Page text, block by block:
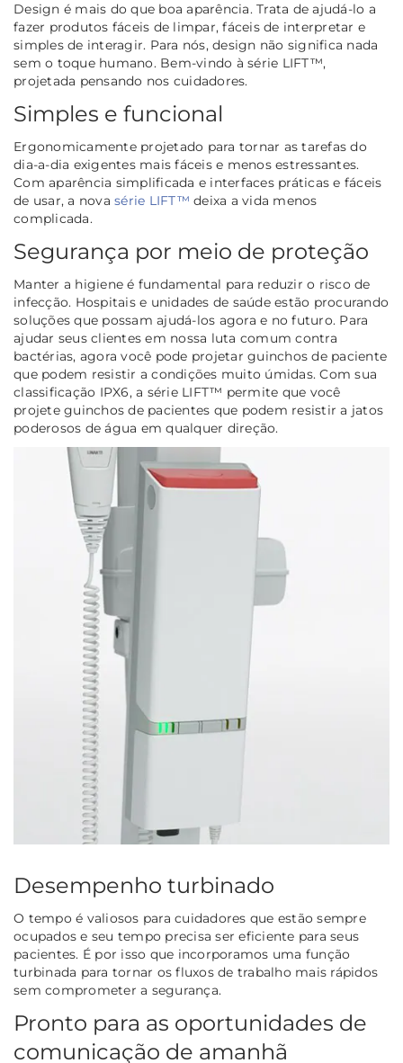
Design é mais do que boa aparência. Trata de ajudá-lo a
fazer produtos fáceis de limpar, fáceis de interpretar e
simples de interagir. Para nós, design não significa nada
sem o toque humano. Bem-vindo à série LIFT™,
projetada pensando nos cuidadores.
Simples e funcional
Ergonomicamente projetado para tornar as tarefas do
dia-a-dia exigentes mais fáceis e menos estressantes.
Com aparência simplificada e interfaces práticas e fáceis
de usar, a nova série LIFT™ deixa a vida menos
complicada.
Segurança por meio de proteção
Manter a higiene é fundamental para reduzir o risco de
infecção. Hospitais e unidades de saúde estão procurando
soluções que possam ajudá-los agora e no futuro. Para
ajudar seus clientes em nossa luta comum contra
bactérias, agora você pode projetar guinchos de paciente
que podem resistir a condições muito úmidas. Com sua
classificação IPX6, a série LIFT™ permite que você
projete guinchos de pacientes que podem resistir a jatos
poderosos de água em qualquer direção.
Desempenho turbinado
O tempo é valiosos para cuidadores que estão sempre
ocupados e seu tempo precisa ser eficiente para seus
pacientes. É por isso que incorporamos uma função
turbinada para tornar os fluxos de trabalho mais rápidos
sem comprometer a segurança.
Pronto para as oportunidades de
comunicação de amanhã